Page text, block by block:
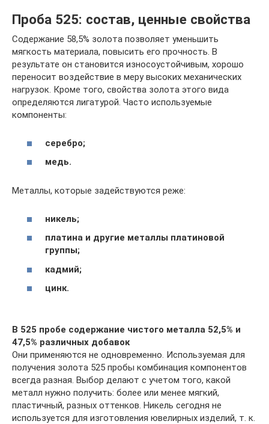
Проба 525: состав, ценные свойства
Содержание 58,5% золота позволяет уменьшить
мягкость материала, повысить его прочность. В
результате он становится износоустойчивым, хорошо
переносит воздействие в меру высоких механических
нагрузок. Кроме того, свойства золота этого вида
определяются лигатурой. Часто используемые
компоненты:
серебро;
медь.
Металлы, которые задействуются реже:
никель;
платина и другие металлы платиновой
группы;
кадмий;
цинк.
В 525 пробе содержание чистого металла 52,5% и
47,5% различных добавок
Они применяются не одновременно. Используемая для
получения золота 525 пробы комбинация компонентов
всегда разная. Выбор делают с учетом того, какой
металл нужно получить: более или менее мягкий,
пластичный, разных оттенков. Никель сегодня не
используется для изготовления ювелирных изделий, т. к.